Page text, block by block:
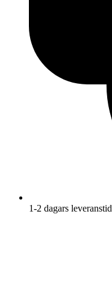
1-2 dagars leveranstid